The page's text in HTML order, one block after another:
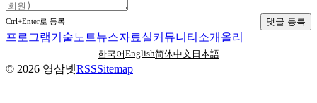
Ctrl+Enter로 등록 댓글 등록
프로그램기술노트뉴스자료실커뮤니티 소개 올리
한국어English简体中文 日本語
© 2026 영삼넷RSSSitemap